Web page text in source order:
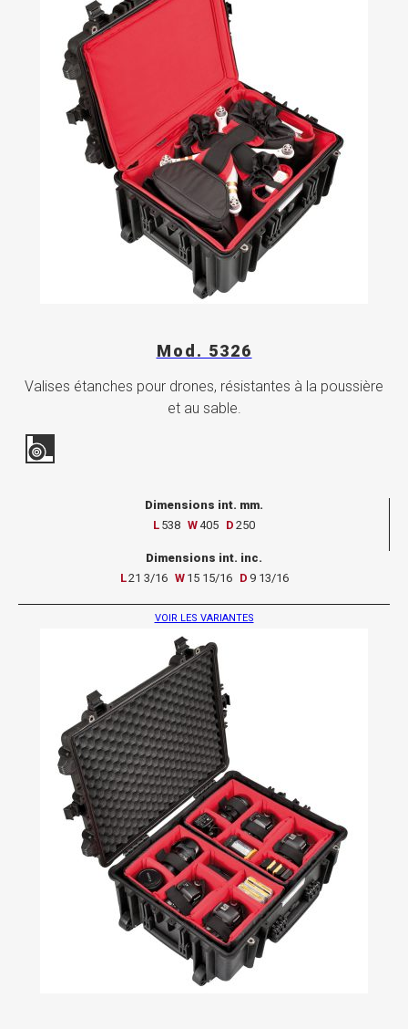
Mod. 5326
Valises étanches pour drones, résistantes à la poussière
et au sable.
Dimensions int. mm.
L 538 W405 D 250
Dimensions int. inc.
L21 3/16 W 15 15/16 D 9 13/16
VOIR LES VARIANTES